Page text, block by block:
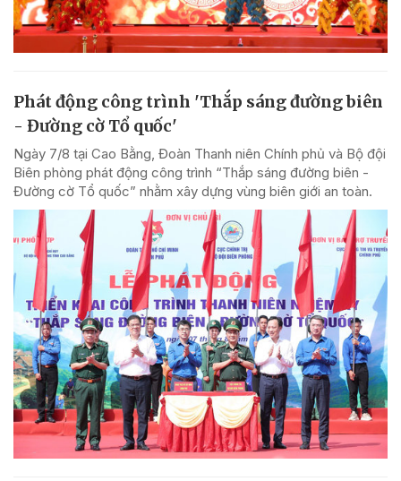
Phát động công trình 'Thắp sáng đường biên
- Đường cờ Tổ quốc'
Ngày 7/8 tại Cao Bằng, Đoàn Thanh niên Chính phủ và Bộ đội
Biên phòng phát động công trình “Thắp sáng đường biên -
Đường cờ Tổ quốc” nhằm xây dựng vùng biên giới an toàn.